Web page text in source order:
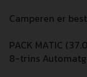
Camperen er
PACK MATIC
8-trins